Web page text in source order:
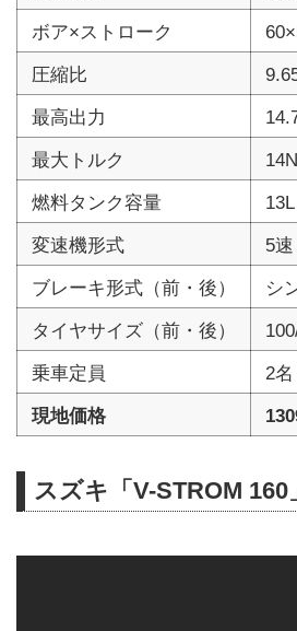
ボア×ストローク
圧縮比
最高出力
最大トルク
燃料タンク容量
13L
変速機形式
5
ブレーキ形式（前・後）
シ
タイヤサイズ（前・後）
乗車定員
2名
現地価格
スズキ「V-STROM 160